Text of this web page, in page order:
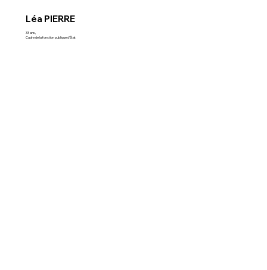
Léa PIERRE
33 ans,
Cadre de la fonction publique d'État